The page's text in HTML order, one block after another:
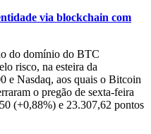
via blockchain com
do domínio do BTC
risco, na esteira da
e Nasdaq, aos quais o Bitcoin
o pregão de sexta-feira
(+0,88%) e 23.307,62 pontos